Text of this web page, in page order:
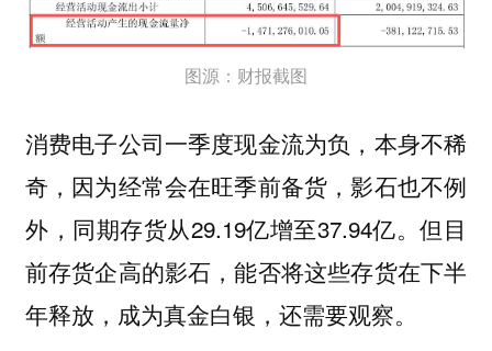
图源：财报截图
消费电子公司一季度现金流为负，本身不稀
奇，因为经常会在旺季前备货，影石也不例
外，同期存货从29.19亿增至37.94亿。但目
前存货企高的影石，能否将这些存货在下半
年释放，成为真金白银，还需要观察。